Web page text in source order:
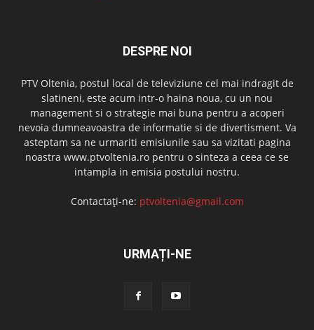
DESPRE NOI
PTV Oltenia, postul local de televiziune cel mai indragit de
slatineni, este acum intr-o haina noua, cu un nou
management si o strategie mai buna pentru a acoperi
nevoia dumneavoastra de informatie si de divertisment. Va
asteptam sa ne urmariti emisiunile sau sa vizitati pagina
noastra www.ptvoltenia.ro pentru o sinteza a ceea ce se
intampla in emisia postului nostru.
Contactați-ne: ptvoltenia@gmail.com
URMAȚI-NE